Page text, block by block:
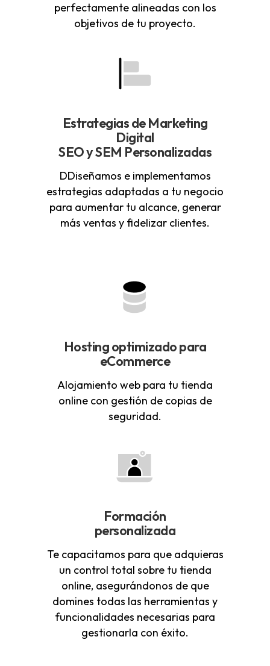
perfectamente alineadas con los
objetivos de tu proyecto.
Estrategias de Marketing
Digital
SEO y SEM Personalizadas
DDiseñamos e implementamos
estrategias adaptadas a tu negocio
para aumentar tu alcance, generar
más ventas y fidelizar clientes.
Hosting optimizado para
eCommerce
Alojamiento web para tu tienda
online con gestión de copias de
seguridad.
Formación
personalizada
Te capacitamos para que adquieras
un control total sobre tu tienda
online, asegurándonos de que
domines todas las herramientas y
funcionalidades necesarias para
gestionarla con éxito.